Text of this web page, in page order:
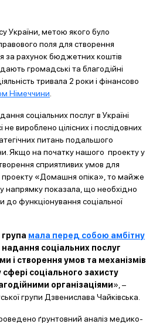
України, метою якого було
поля для створення
за рахунок бюджетних коштів
громадські та благодійні
тривала 2 роки і фінансово
Німеччини
соціальних послуг в Україні
вироблено цілісних і послідовних
питань подальшого
Якщо на початку нашого проекту у
сприятливих умов для
«Домашня опіка», то майже
напрямку показала, що необхідно
до функціонування соціальної
група мала перед собою амбітну
соціальних послуг
і створення умов та механізмів
соціального захисту
організаціями», –
групи Дзвенислава Чайківська.
ґрунтовний аналіз медико-